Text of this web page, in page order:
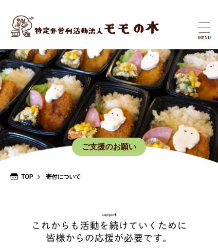
ご支援のお願い
TOP 寄付について